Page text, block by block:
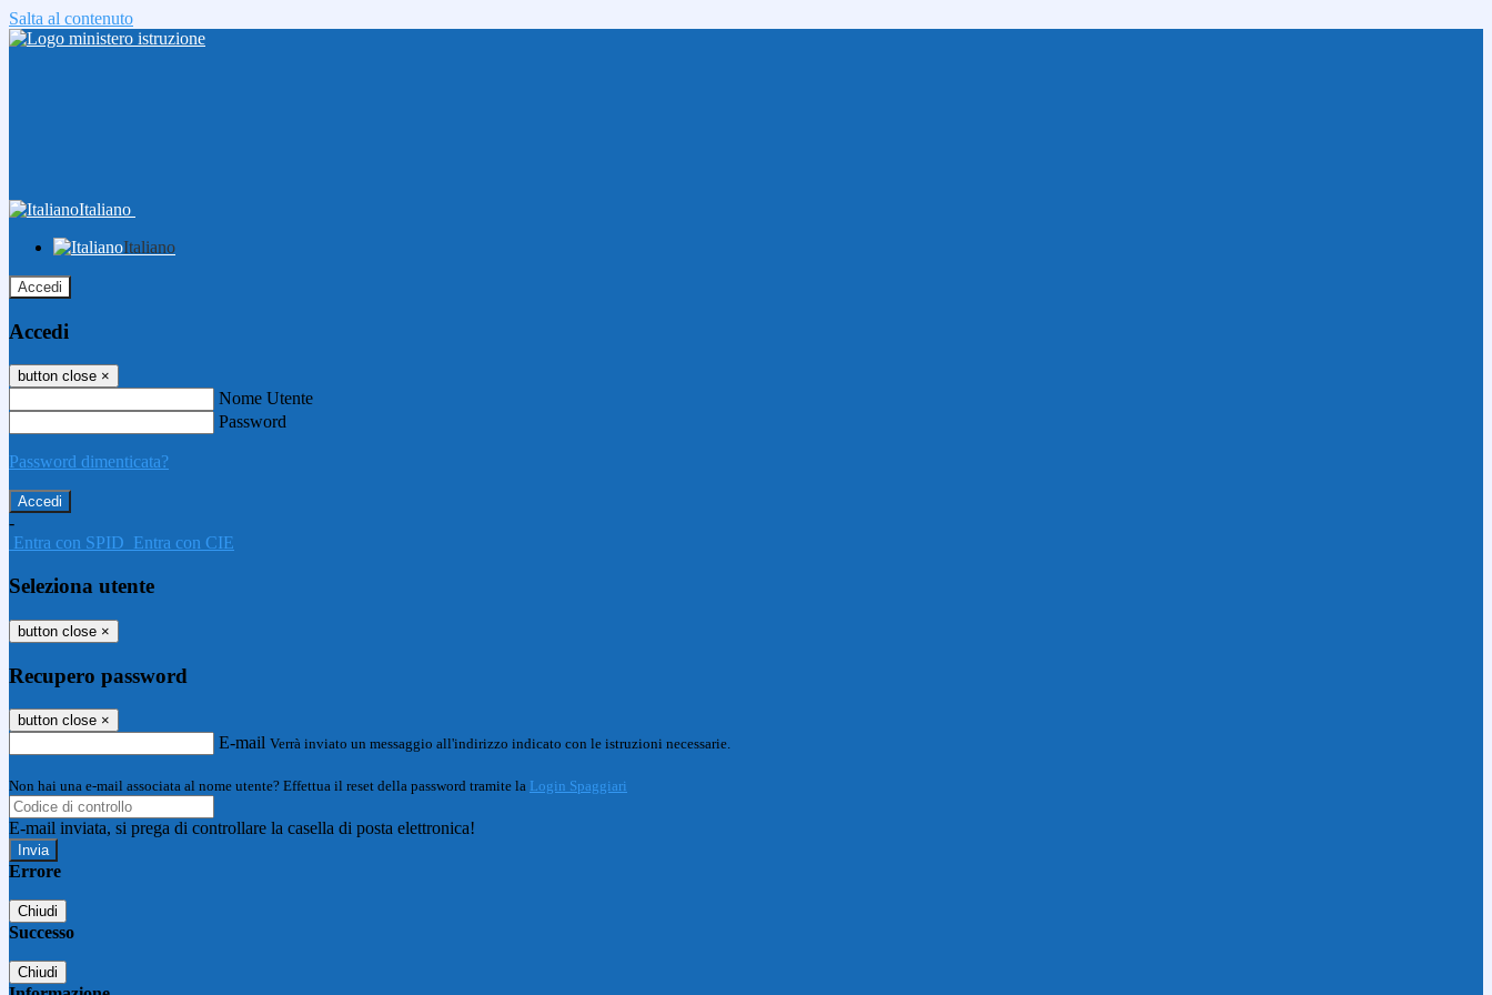
Salta al contenuto
Italiano
Italiano
Accedi
Accedi
button close ×
Nome Utente
Password
Password dimenticata?
-
Entra con SPID Entra con CIE
Seleziona utente
button close ×
Recupero password
button close ×
E-mail Verrà inviato un messaggio all'indirizzo indicato con le istruzioni necessarie.
Non hai una e-mail associata al nome utente? Effettua il reset della password tramite la Login Spaggiari
E-mail inviata, si prega di controllare la casella di posta elettronica!
Errore
Chiudi
Successo
Chiudi